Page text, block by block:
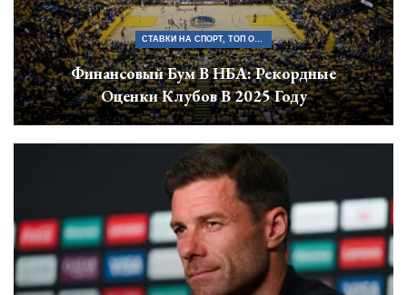
Финансовый Бум В НБА: Рекордные
Оценки Клубов В 2025 Году